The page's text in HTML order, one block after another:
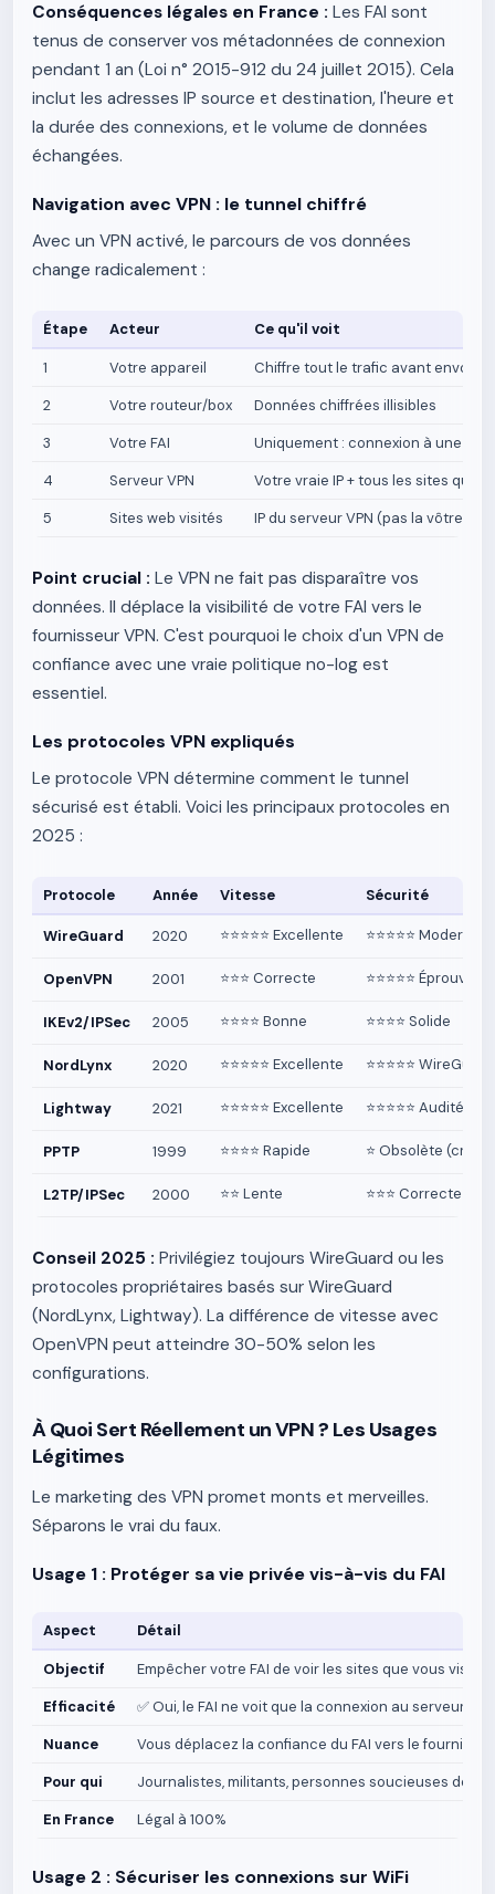
Conséquences légales en France : Les FAI sont
tenus de conserver vos métadonnées de connexion
pendant 1 an (Loi n° 2015-912 du 24 juillet 2015). Cela
inclut les adresses IP source et destination, l'heure et
la durée des connexions, et le volume de données
échangées.
Navigation avec VPN : le tunnel chiffré
Avec un VPN activé, le parcours de vos données
change radicalement :
Étape Acteur Ce qu'il voit
1 Votre appareil
Chiffre tout le trafic avant envoi
2
Votre routeur/box
Données chiffrées illisibles
3
Votre FAI
Uniquement : connexion à une IP
4
Serveur VPN
Votre vraie IP + tous les sites que
5
Sites web visités IP du serveur VPN (pas la vôtre),
Point crucial : Le VPN ne fait pas disparaître vos
données. Il déplace la visibilité de votre FAI vers le
fournisseur VPN. C'est pourquoi le choix d'un VPN de
confiance avec une vraie politique no-log est
essentiel.
Les protocoles VPN expliqués
Le protocole VPN détermine comment le tunnel
sécurisé est établi. Voici les principaux protocoles en
2025 :
Protocole Année Vitesse Sécurité
WireGuard 2020 ⭐⭐⭐⭐⭐ Excellente ⭐⭐⭐⭐⭐ Moderne
OpenVPN 2001 ⭐⭐⭐ Correcte ⭐⭐⭐⭐⭐ Éprouvée
IKEv2/IPSec 2005 ⭐⭐⭐⭐ Bonne ⭐⭐⭐⭐ Solide
NordLynx 2020 ⭐⭐⭐⭐⭐ Excellente ⭐⭐⭐⭐⭐
Lightway 2021 ⭐⭐⭐⭐⭐ Excellente ⭐⭐⭐⭐⭐ Audité
PPTP 1999 ⭐⭐⭐⭐ Rapide ⭐ Obsolète
L2TP/IPSec 2000 ⭐⭐ Lente ⭐⭐⭐ Correcte
Conseil 2025 : Privilégiez toujours WireGuard ou les
protocoles propriétaires basés sur WireGuard
(NordLynx, Lightway). La différence de vitesse avec
OpenVPN peut atteindre 30-50% selon les
configurations.
À Quoi Sert Réellement un VPN ? Les Usages
Légitimes
Le marketing des VPN promet monts et merveilles.
Séparons le vrai du faux.
Usage 1 : Protéger sa vie privée vis-à-vis du FAI
Aspect Détail
Objectif
Empêcher votre FAI de voir les sites que vous visitez
Efficacité
✅ Oui, le FAI ne voit que la connexion au serveur VPN
Nuance
Vous déplacez la confiance du FAI vers le
Pour qui
Journalistes, militants, personnes soucieuses de
En France
Légal à 100%
Usage 2 : Sécuriser les connexions sur WiFi